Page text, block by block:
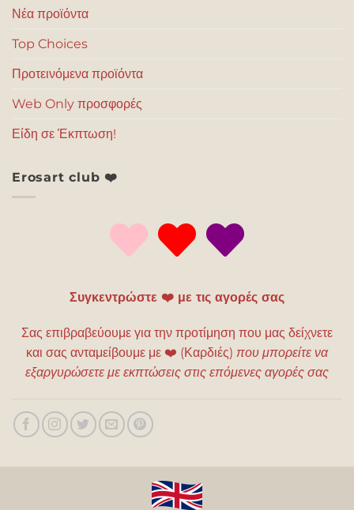
Νέα προϊόντα
Top Choices
Προτεινόμενα προϊόντα
Web Only προσφορές
Είδη σε Έκπτωση!
Erosart club ❤️
Συγκεντρώστε ❤️ με τις αγορές σας
Σας επιβραβεύουμε για την προτίμηση που μας δείχνετε
και σας ανταμείβουμε με ❤️ (Καρδιές) που μπορείτε να
εξαργυρώσετε με εκπτώσεις στις επόμενες αγορές σας